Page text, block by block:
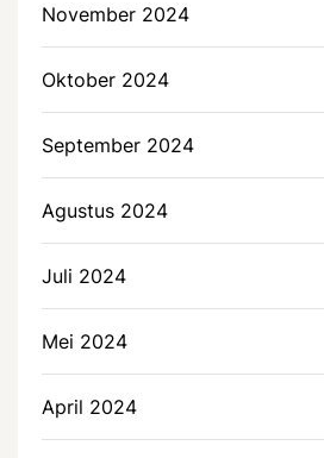
November 2024
Oktober 2024
September 2024
Agustus 2024
Juli 2024
Mei 2024
April 2024